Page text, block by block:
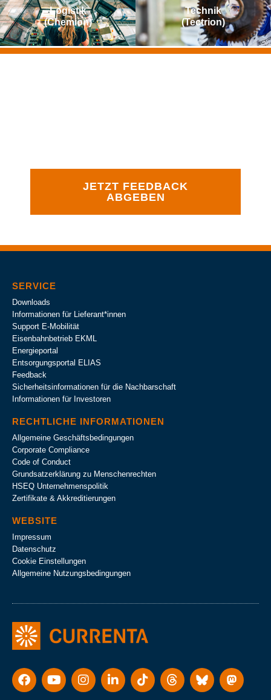
Logistik
(Chemion)
Technik
(Tectrion)
JETZT FEEDBACK
ABGEBEN
SERVICE
Downloads
Informationen für Lieferant*innen
Support E-Mobilität
Eisenbahnbetrieb EKML
Energieportal
Entsorgungsportal ELIAS
Feedback
Sicherheitsinformationen für die Nachbarschaft
Informationen für Investoren
RECHTLICHE INFORMATIONEN
Allgemeine Geschäftsbedingungen
Corporate Compliance
Code of Conduct
Grundsatzerklärung zu Menschenrechten
HSEQ Unternehmens­politik
Zertifikate & Akkreditierungen
WEBSITE
Impressum
Datenschutz
Cookie Einstellungen
Allgemeine Nutzungsbedingungen
Consent Management Platform von Real Cookie Banner